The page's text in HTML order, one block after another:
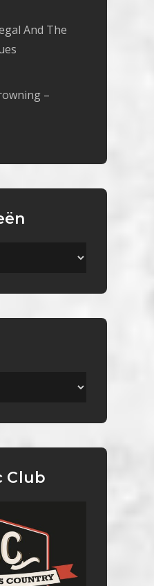
And The
–
Club